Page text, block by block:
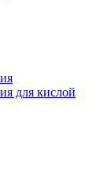
для кислой